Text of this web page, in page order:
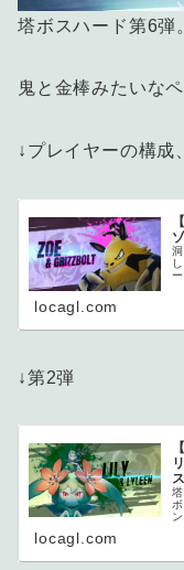
塔ボスハード第6弾
鬼と金棒みたいなペ
↓プレイヤーの構成
locagl.com
↓第2弾
locagl.com